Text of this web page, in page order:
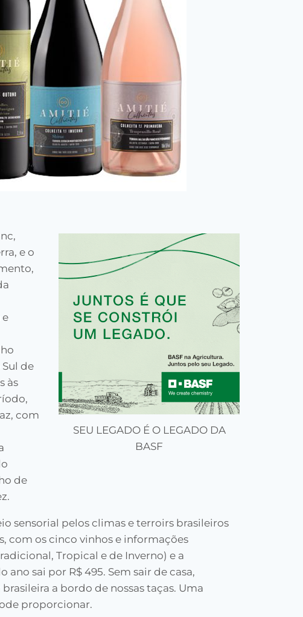
SEU LEGADO É O LEGADO DA
BASF
e o
e
de
às
com
de
sensorial pelos climas e terroirs brasileiros
com os cinco vinhos e informações
Tropical e de Inverno) e a
sai por R$ 495. Sem sair de casa,
a bordo de nossas taças. Uma
proporcionar.